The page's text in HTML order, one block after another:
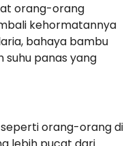
orang-orang
kehormatannya
bahaya bambu
panas yang
seperti orang-orang di